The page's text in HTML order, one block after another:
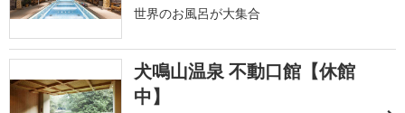
世界のお風呂が大集合
犬鳴山温泉 不動口館【休館
中】